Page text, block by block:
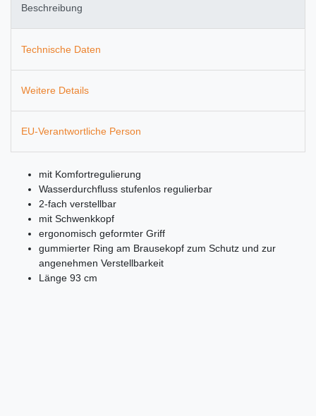
Beschreibung
Technische Daten
Weitere Details
EU-Verantwortliche Person
mit Komfortregulierung
Wasserdurchfluss stufenlos regulierbar
2-fach verstellbar
mit Schwenkkopf
ergonomisch geformter Griff
gummierter Ring am Brausekopf zum Schutz und zur
angenehmen Verstellbarkeit
Länge 93 cm